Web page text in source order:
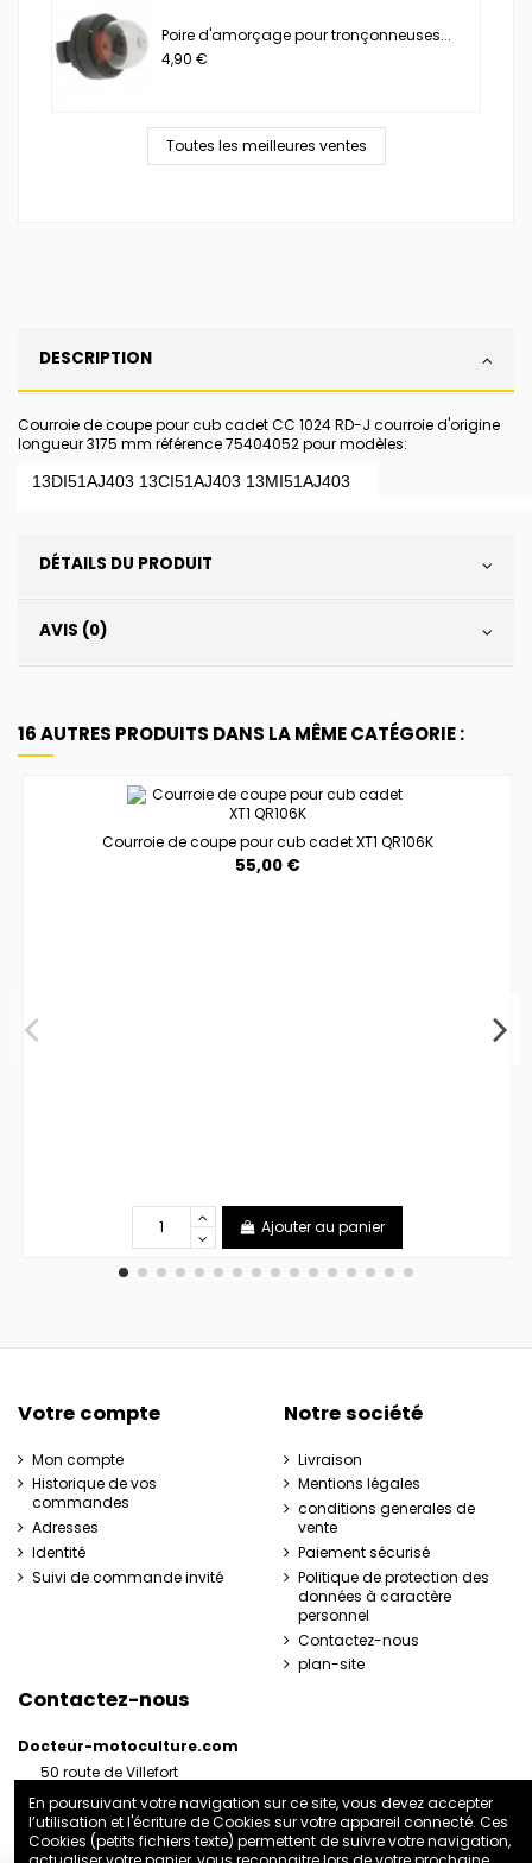
Poire d'amorçage pour tronçonneuses...
4,90 €
Toutes les meilleures ventes
DESCRIPTION
Courroie de coupe pour cub cadet CC 1024 RD-J courroie d'origine
longueur 3175 mm référence 75404052 pour modèles:
13DI51AJ403 13CI51AJ403 13MI51AJ403
DÉTAILS DU PRODUIT
AVIS (0)
16 AUTRES PRODUITS DANS LA MÊME CATÉGORIE :
Courroie de coupe pour cub cadet XT1 QR106K
55,00 €
Ajouter au panier
Votre compte
Mon compte
Historique de vos
commandes
Adresses
Identité
Suivi de commande invité
Notre société
Livraison
Mentions légales
conditions generales de
vente
Paiement sécurisé
Politique de protection des
données à caractère
personnel
Contactez-nous
plan-site
Contactez-nous
Docteur-motoculture.com
50 route de Villefort
France
06 35 41 62 07
En poursuivant votre navigation sur ce site, vous devez accepter
l’utilisation et l'écriture de Cookies sur votre appareil connecté. Ces
Cookies (petits fichiers texte) permettent de suivre votre navigation,